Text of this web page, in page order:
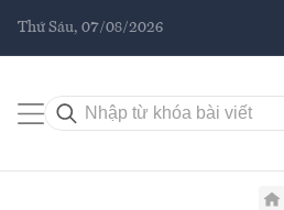
Thứ Sáu, 07/08/2026